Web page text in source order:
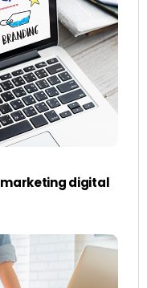
marketing digital